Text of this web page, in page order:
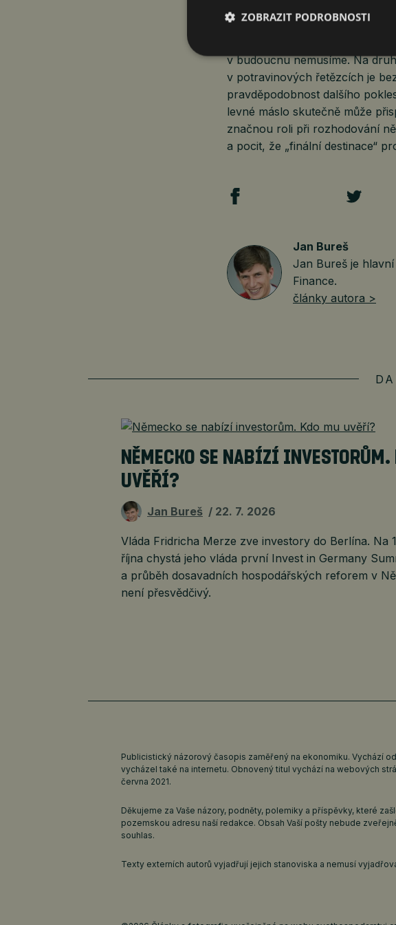
v budoucnu nemusíme. Na
v potravinových řetězcích je
pravděpodobnost dalšího
levné máslo skutečně může
značnou roli při rozhodování
a pocit, že „finální destinace“
Jan Bureš
Jan Bureš je
Finance.
články autora >
NĚMECKO SE NABÍZÍ INVESTORŮM.
UVĚŘÍ?
Jan Bureš 22. 7. 2026
Vláda Fridricha Merze zve investory do Berlína. Na
října chystá jeho vláda první Invest in Germany
a průběh dosavadních hospodářských reforem v
není přesvědčivý.
Publicistický názorový časopis zaměřený na ekonomiku. Vychází
vycházel také na internetu. Obnovený titul vychází na webových
června 2021.
Děkujeme za Vaše názory, podněty, polemiky a příspěvky, které
pozemskou adresu naší redakce. Obsah Vaší pošty nebude
souhlas.
Texty externích autorů vyjadřují jejich stanoviska a nemusí
ZOBRAZIT PODROBNOSTI